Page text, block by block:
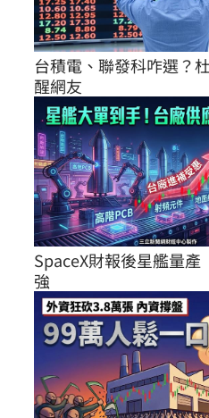
台積電、聯發科咋選？
醒網友
SpaceX財報後星艦量產
強